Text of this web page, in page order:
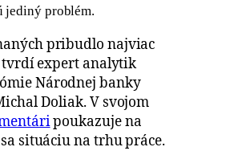
jediný problém.
pribudlo najviac
tvrdí expert analytik
Národnej banky
Doliak. V svojom
poukazuje na
situáciu na trhu práce.